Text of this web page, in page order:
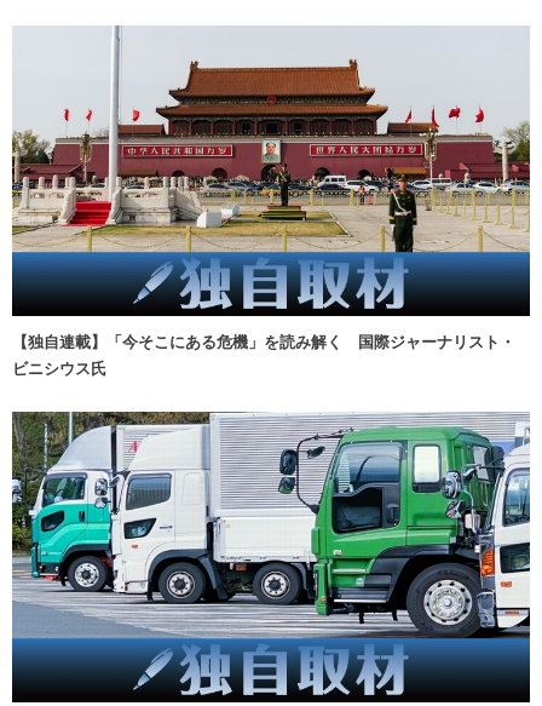
【独自連載】「今そこにある危機」を読み解く 国際ジャーナリスト・
ビニシウス氏